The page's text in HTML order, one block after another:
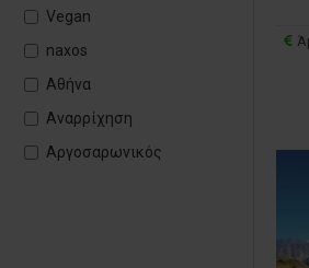
Vegan
naxos
Αθήνα
Αναρρίχηση
Αργοσαρωνικός